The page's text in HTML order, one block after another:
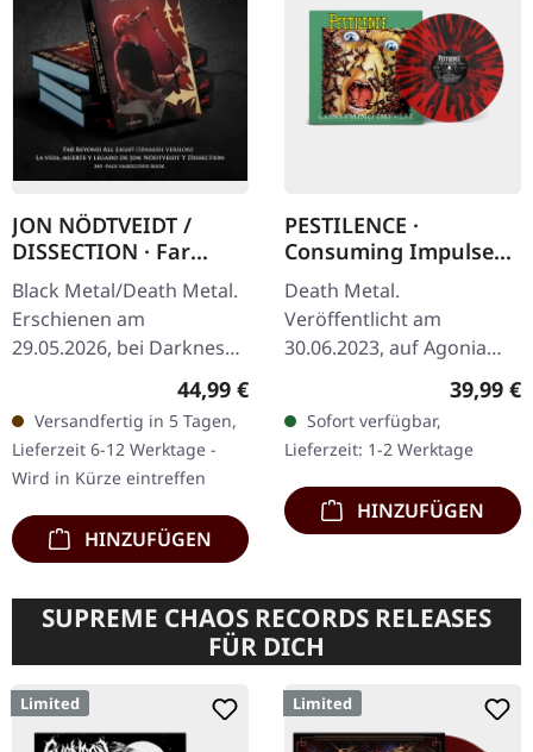
JON NÖDTVEIDT /
DISSECTION · Far
Beyond All Light - La
Vida, Muerte y Legado
de Jon Nödtveidt y
Dissection (Spanish) |
HARDCOVER BOOK
Black Metal/Death Metal.
Erschienen am
29.05.2026, bei Darkness
Shall Rise Productions.
SPANISCHE AUFLAGE. 240
Seiten mattes schwarzes
Hardcover-Buch…
Regulärer Preis:
44,99 €
Versandfertig in 5 Tagen,
Lieferzeit 6-12 Werktage -
Wird in Kürze eintreffen
HINZUFÜGEN
PESTILENCE ·
Consuming Impulse
(Re-Release 2023) |
RED/BLACK SPLATTER
LP
Death Metal.
Veröffentlicht am
30.06.2023, auf Agonia
Records. Remastered,
schwarzem Splatter.
Pestilences "Consuming
Impulse" ist…
39,99 €
Sofort verfügbar,
Lieferzeit: 1-2 Werktage
HINZUFÜGEN
SUPREME CHAOS RECORDS RELEASES
FÜR DICH
Limited Limited